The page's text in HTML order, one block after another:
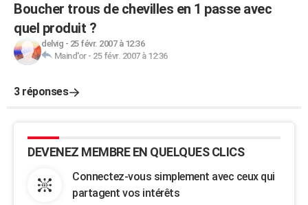
Boucher trous de chevilles en 1 passe avec
quel produit ?
delvig - 25 févr. 2007 à 12:36
Maind'or- 25 févr. 2007 à 12:36
3 réponses
DEVENEZ MEMBRE EN QUELQUES CLICS
Connectez-vous simplement avec ceux qui
partagent vos intérêts